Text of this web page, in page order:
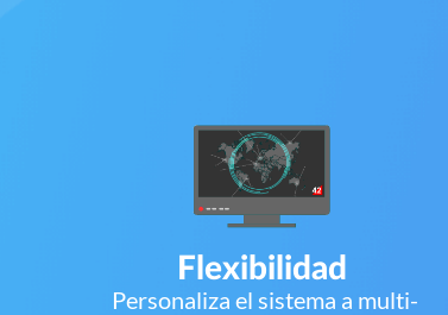
Personaliza el sistema a multi-
Flexibilidad